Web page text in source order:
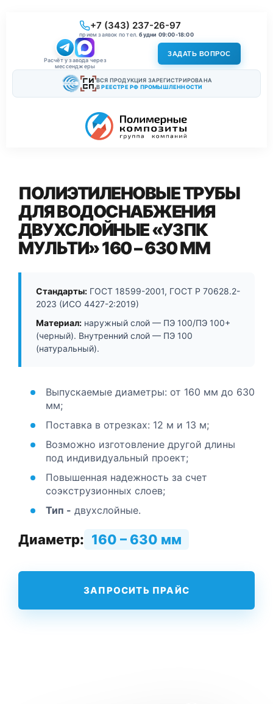
+7 (343) 237-26-97
прием заявок по тел.будни 09:00-18:00
Расчёт у завода через
мессенджеры
ЗАДАТЬ ВОПРОС
ВСЯ ПРОДУКЦИЯ ЗАРЕГИСТРИРОВАНА
ВРЕЕСТРЕ РФ ПРОМЫШЛЕННОСТИ
ПОЛИЭТИЛЕНОВЫЕ ТРУБЫ
ДЛЯ ВОДОСНАБЖЕНИЯ
ДВУХСЛОЙНЫЕ «УЗПК
МУЛЬТИ» 160 – 630 ММ
Стандарты: ГОСТ 18599-2001, ГОСТ Р 70628.2-
2023 (ИСО 4427-2:2019)
Материал: наружный слой — ПЭ 100/ПЭ 100+
(черный). Внутренний слой — ПЭ 100
(натуральный).
Выпускаемые диаметры: от 160 мм до 630
мм;
Поставка в отрезках: 12 м и 13 м;
Возможно изготовление другой длины
под индивидуальный проект;
Повышенная надежность за счет
соэкструзионных слоев;
Тип - двухслойные.
Диаметр: 160 – 630 мм
ЗАПРОСИТЬ ПРАЙС